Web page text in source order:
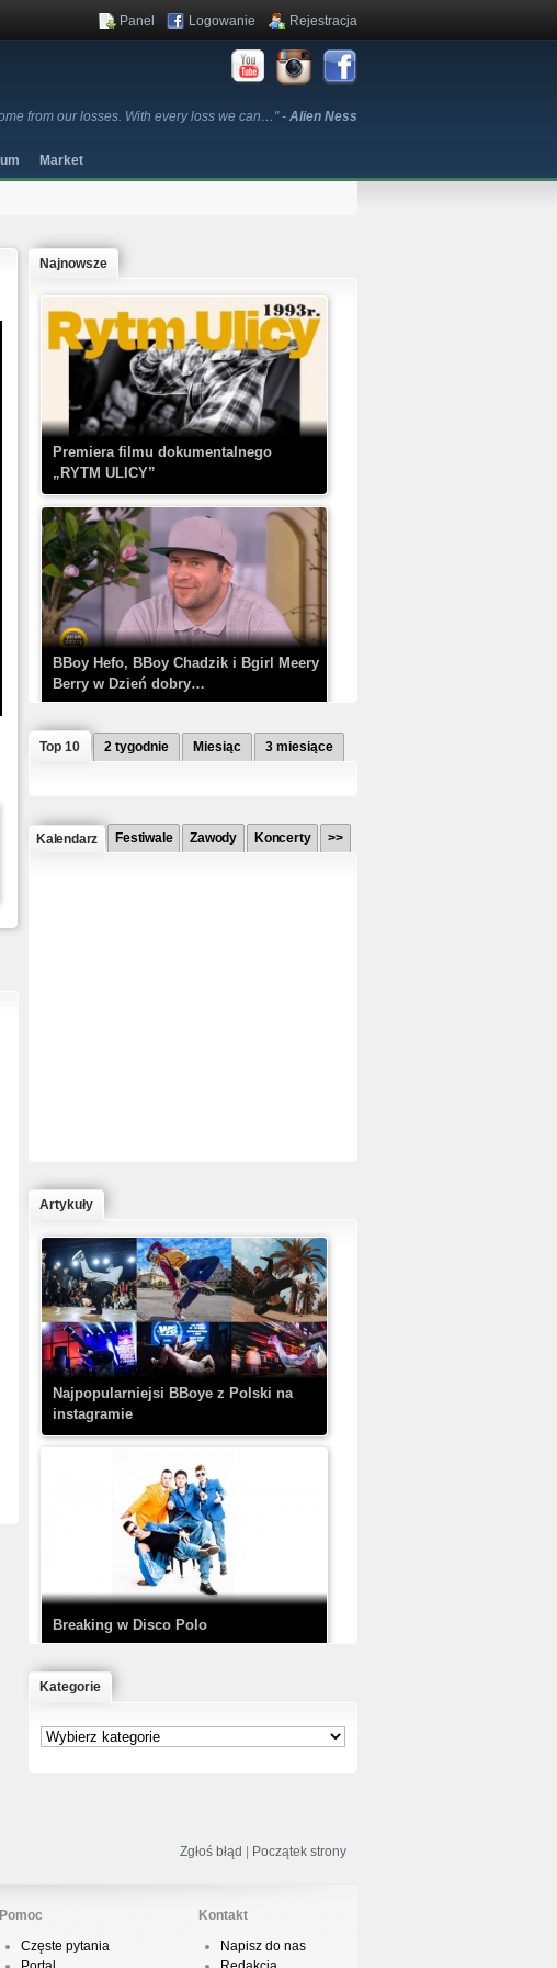
from our losses. With every loss we can…" - Alien Ness
Panel Logowanie Rejestracja
Market
Najnowsze
Premiera filmu dokumentalnego
„RYTM ULICY”
BBoy Hefo, BBoy Chadzik i Bgirl Meery
Berry w Dzień dobry…
Kaczorex w najnowszym klipie: HRYPA
– Kobieta z walizką
TEDE & SIR MICH - KICKDOWN /
DISCO NOIR
Prod. Chubeats, Scratch:…
KrisBo - Cienie
Top 10 2 tygodnie Miesiąc 3 miesiące
Kalendarz Festiwale Zawody Koncerty >>
Artykuły
Najpopularniejsi BBoye z Polski na
instagramie
Breaking w Disco Polo
Kategorie
Zgłoś błąd | Początek strony
Pomoc
Częste pytania
Kontakt
Napisz do nas